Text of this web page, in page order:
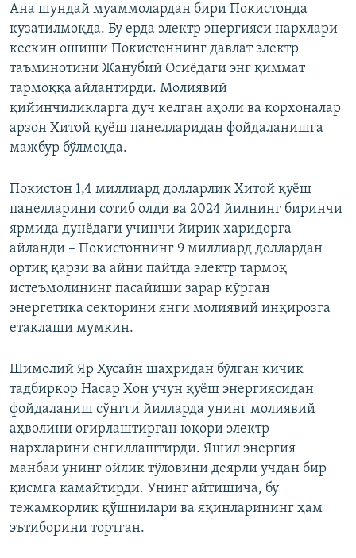
Ана шундай муаммолардан бири Покистонда
кузатилмоқда. Бу ерда электр энергияси нархлари
кескин ошиши Покистоннинг давлат электр
таъминотини Жанубий Осиёдаги энг қиммат
тармоққа айлантирди. Молиявий
қийинчиликларга дуч келган аҳоли ва корхоналар
арзон Хитой қуёш панелларидан фойдаланишга
мажбур бўлмоқда.
Покистон 1,4 миллиард долларлик Хитой қуёш
панелларини сотиб олди ва 2024 йилнинг биринчи
ярмида дунёдаги учинчи йирик харидорга
айланди – Покистоннинг 9 миллиард доллардан
ортиқ қарзи ва айни пайтда электр тармоқ
истеъмолининг пасайиши зарар кўрган
энергетика секторини янги молиявий инқирозга
етаклаши мумкин.
Шимолий Яр Ҳусайн шаҳридан бўлган кичик
тадбиркор Насар Хон учун қуёш энергиясидан
фойдаланиш сўнгги йилларда унинг молиявий
аҳволини оғирлаштирган юқори электр
нархларини енгиллаштирди. Яшил энергия
манбаи унинг ойлик тўловини деярли учдан бир
қисмга камайтирди. Унинг айтишича, бу
тежамкорлик қўшнилари ва яқинларининг ҳам
эътиборини тортган.